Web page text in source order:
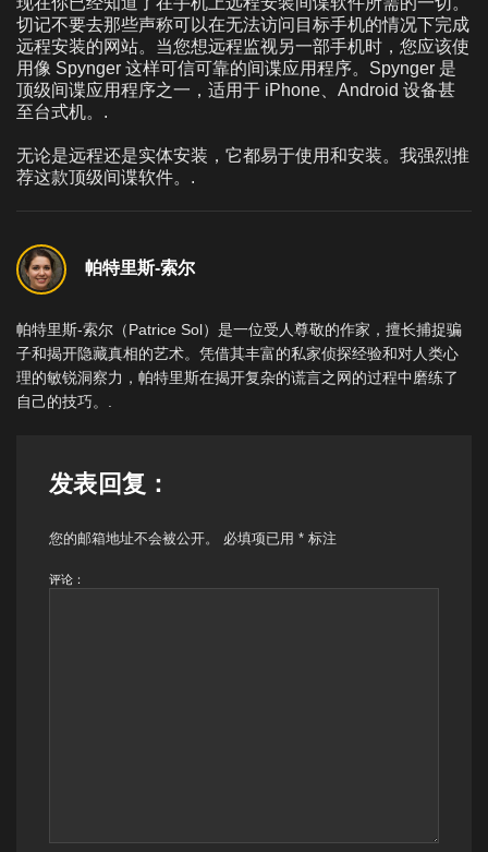
切记不要去那些声称可以在无法访问目标手机的情况下完成
远程安装的网站。当您想远程监视另一部手机时，您应该使
用像 Spynger 这样可信可靠的间谍应用程序。Spynger 是
顶级间谍应用程序之一，适用于 iPhone、Android 设备甚
至台式机。.
无论是远程还是实体安装，它都易于使用和安装。我强烈推
荐这款顶级间谍软件。.
帕特里斯-索尔
帕特里斯-索尔（Patrice Sol）是一位受人尊敬的作家，擅长捕捉骗
子和揭开隐藏真相的艺术。凭借其丰富的私家侦探经验和对人类心
理的敏锐洞察力，帕特里斯在揭开复杂的谎言之网的过程中磨练了
自己的技巧。.
发表回复：
您的邮箱地址不会被公开。 必填项已用 * 标注
评论：